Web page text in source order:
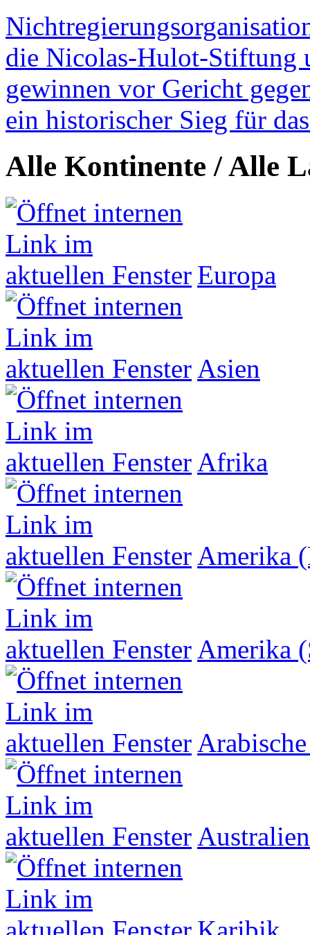
die Nicolas-Hulot-Stiftung
gewinnen vor Gericht
ein historischer Sieg für
Alle Kontinente / Alle
Europa
Asien
Afrika
Amerika
Amerika
Australien